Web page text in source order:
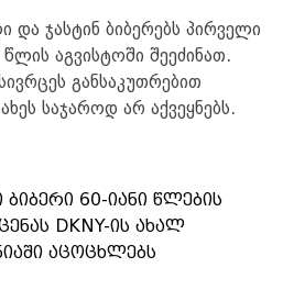
და ჯასტინ ბიბერებს პირველი
აგვისტოში შეეძინათ.
განსაკუთრებით
საჯაროდ არ აქვეყნებს.
ბიბერი 60-იანი წლების
DKNY-ის ახალ
აცოცხლებს